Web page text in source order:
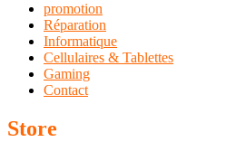
promotion
Réparation
Informatique
Cellulaires & Tablettes
Gaming
Contact
Store